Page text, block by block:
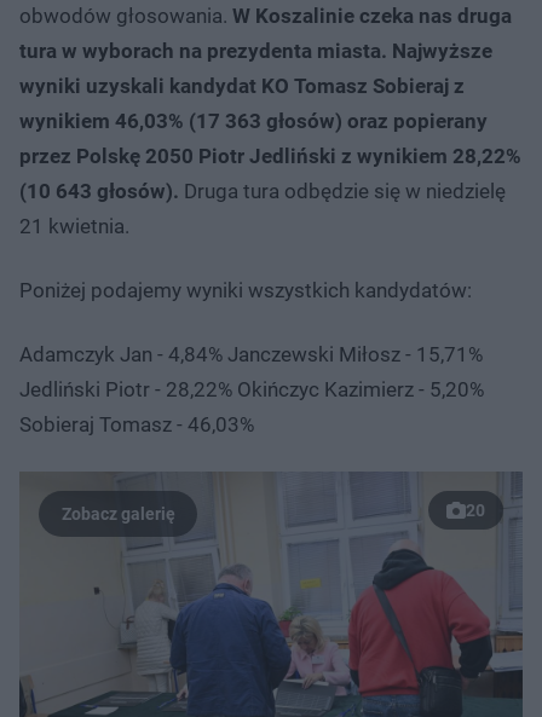
obwodów głosowania. W Koszalinie czeka nas druga
tura w wyborach na prezydenta miasta. Najwyższe
wyniki uzyskali kandydat KO Tomasz Sobieraj z
wynikiem 46,03% (17 363 głosów) oraz popierany
przez Polskę 2050 Piotr Jedliński z wynikiem 28,22%
(10 643 głosów). Druga tura odbędzie się w niedzielę
21 kwietnia.
Poniżej podajemy wyniki wszystkich kandydatów:
Adamczyk Jan - 4,84% Janczewski Miłosz - 15,71%
Jedliński Piotr - 28,22% Okińczyc Kazimierz - 5,20%
Sobieraj Tomasz - 46,03%
20